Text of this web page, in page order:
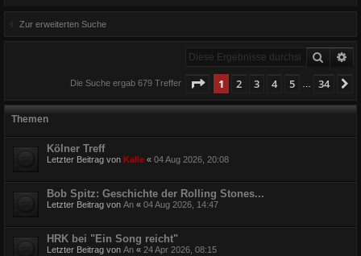
Zur erweiterten Suche
Suche
Die Suche ergab 679 Treffer Seite 1von 34
1 2 3 4 5 34
Themen
Kölner Treff
Letzter Beitrag von Kalle « 04 Aug 2026, 20:08
Bob Spitz: Geschichte der Rolling Stones...
Letzter Beitrag von An « 04 Aug 2026, 14:47
HRK bei "Ein Song reicht"
Letzter Beitrag von An « 24 Apr 2026, 08:15